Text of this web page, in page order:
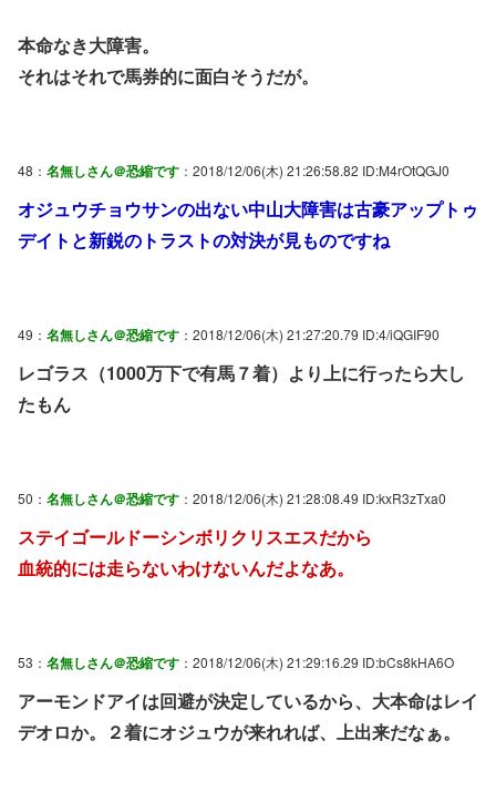
本命なき大障害。
それはそれで馬券的に面白そうだが。
48： 名無しさん＠恐縮です ：2018/12/06(木) 21:26:58.82 ID:M4rOtQGJ0
オジュウチョウサンの出ない中山大障害は古豪アップトゥ
デイトと新鋭のトラストの対決が見ものですね
49： 名無しさん＠恐縮です ：2018/12/06(木) 21:27:20.79 ID:4/iQGIF90
レゴラス（1000万下で有馬７着）より上に行ったら大し
たもん
50： 名無しさん＠恐縮です ：2018/12/06(木) 21:28:08.49 ID:kxR3zTxa0
ステイゴールドーシンボリクリスエスだから
血統的には走らないわけないんだよなあ。
53： 名無しさん＠恐縮です ：2018/12/06(木) 21:29:16.29 ID:bCs8kHA6O
アーモンドアイは回避が決定しているから、大本命はレイ
デオロか。２着にオジュウが来れれば、上出来だなぁ。